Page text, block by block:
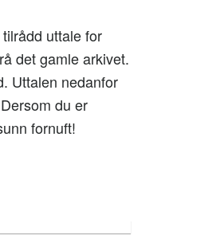
uttale for
det gamle arkivet.
Uttalen nedanfor
du er
fornuft!